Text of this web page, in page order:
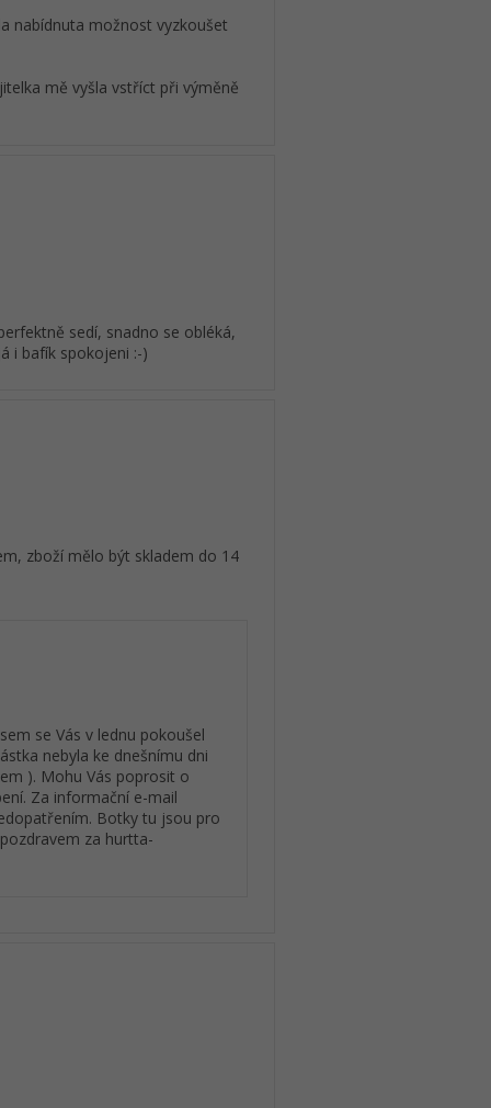
nabídnuta možnost vyzkoušet
mě vyšla vstříct při výměně
sedí, snadno se obléká,
i bafík spokojeni :-)
zboží mělo být skladem do 14
se Vás v lednu pokoušel
nebyla ke dnešnímu dni
). Mohu Vás poprosit o
Za informační e-mail
Botky tu jsou pro
za hurtta-